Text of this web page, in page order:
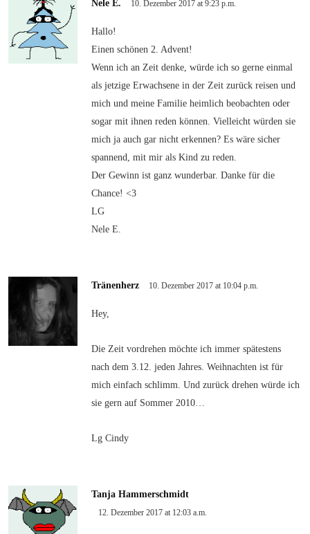
Nele E. 10. Dezember 2017 at 9:23 p.m.
Hallo!
Einen schönen 2. Advent!
Wenn ich an Zeit denke, würde ich so gerne einmal
als jetzige Erwachsene in der Zeit zurück reisen und
mich und meine Familie heimlich beobachten oder
sogar mit ihnen reden können. Vielleicht würden sie
mich ja auch gar nicht erkennen? Es wäre sicher
spannend, mit mir als Kind zu reden.
Der Gewinn ist ganz wunderbar. Danke für die
Chance! <3
LG
Nele E.
Tränenherz 10. Dezember 2017 at 10:04 p.m.
Hey,
Die Zeit vordrehen möchte ich immer spätestens
nach dem 3.12. jeden Jahres. Weihnachten ist für
mich einfach schlimm. Und zurück drehen würde ich
sie gern auf Sommer 2010…
Lg Cindy
Tanja Hammerschmidt
12. Dezember 2017 at 12:03 a.m.